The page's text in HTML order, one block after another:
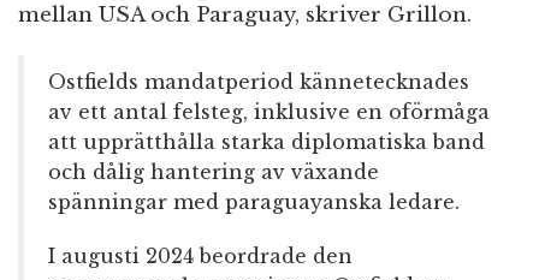
mellan USA och Paraguay, skriver Grillon.
Ostfields mandatperiod kännetecknades
av ett antal felsteg, inklusive en oförmåga
att upprätthålla starka diplomatiska band
och dålig hantering av växande
spänningar med paraguayanska ledare.
I augusti 2024 beordrade den